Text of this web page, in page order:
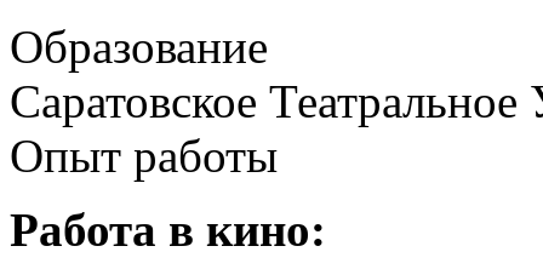
Образование
Саратовское
Опыт работы
Работа в кино: